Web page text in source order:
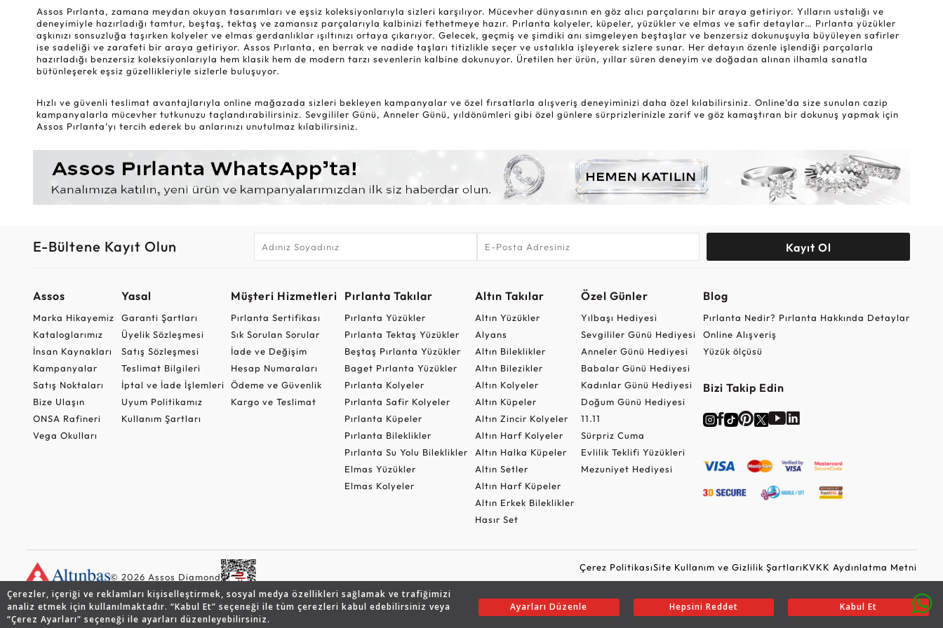
Çerezler, içeriği ve reklamları kişiselleştirmek, sosyal medya özellikleri sağlamak ve trafiğimizi
analiz etmek için kullanılmaktadır. “Kabul Et” seçeneği ile tüm çerezleri kabul edebilirsiniz veya
“Çerez Ayarları” seçeneği ile ayarları düzenleyebilirsiniz.
Ayarları Düzenle Hepsini Reddet Kabul Et
Assos Pırlanta, zamana meydan okuyan tasarımları ve eşsiz koleksiyonlarıyla sizleri karşılıyor. Mücevher dünyasının en göz alıcı parçalarını bir araya getiriyor. Yılların ustalığı ve
deneyimiyle hazırladığı tamtur, beştaş, tektaş ve zamansız parçalarıyla kalbinizi fethetmeye hazır. Pırlanta kolyeler, küpeler, yüzükler ve elmas ve safir detaylar… Pırlanta yüzükler
aşkınızı sonsuzluğa taşırken kolyeler ve elmas gerdanlıklar ışıltınızı ortaya çıkarıyor. Gelecek, geçmiş ve şimdiki anı simgeleyen beştaşlar ve benzersiz dokunuşuyla büyüleyen safirler
ise sadeliği ve zarafeti bir araya getiriyor. Assos Pırlanta, en berrak ve nadide taşları titizlikle seçer ve ustalıkla işleyerek sizlere sunar. Her detayın özenle işlendiği parçalarla
hazırladığı benzersiz koleksiyonlarıyla hem klasik hem de modern tarzı sevenlerin kalbine dokunuyor. Üretilen her ürün, yıllar süren deneyim ve doğadan alınan ilhamla sanatla
bütünleşerek eşsiz güzellikleriyle sizlerle buluşuyor.
Hızlı ve güvenli teslimat avantajlarıyla online mağazada sizleri bekleyen kampanyalar ve özel fırsatlarla alışveriş deneyiminizi daha özel kılabilirsiniz. Online’da size sunulan cazip
kampanyalarla mücevher tutkunuzu taçlandırabilirsiniz. Sevgililer Günü, Anneler Günü, yıldönümleri gibi özel günlere sürprizlerinizle zarif ve göz kamaştıran bir dokunuş yapmak için
Assos Pırlanta’yı tercih ederek bu anlarınızı unutulmaz kılabilirsiniz.
E-Bültene Kayıt Olun Kayıt Ol
Assos
Marka Hikayemiz
Kataloglarımız
İnsan Kaynakları
Kampanyalar
Satış Noktaları
Bize Ulaşın
ONSA Rafineri
Vega Okulları
Yasal
Garanti Şartları
Üyelik Sözleşmesi
Satış Sözleşmesi
Teslimat Bilgileri
İptal ve İade İşlemleri
Uyum Politikamız
Kullanım Şartları
Müşteri Hizmetleri
Pırlanta Sertifikası
Sık Sorulan Sorular
İade ve Değişim
Hesap Numaraları
Ödeme ve Güvenlik
Kargo ve Teslimat
Pırlanta Takılar
Pırlanta Yüzükler
Pırlanta Tektaş Yüzükler
Beştaş Pırlanta Yüzükler
Baget Pırlanta Yüzükler
Pırlanta Kolyeler
Pırlanta Safir Kolyeler
Pırlanta Küpeler
Pırlanta Bileklikler
Pırlanta Su Yolu Bileklikler
Elmas Yüzükler
Elmas Kolyeler
Altın Takılar
Altın Yüzükler
Alyans
Altın Bileklikler
Altın Bilezikler
Altın Kolyeler
Altın Küpeler
Altın Zincir Kolyeler
Altın Harf Kolyeler
Altın Halka Küpeler
Altın Setler
Altın Harf Küpeler
Altın Erkek Bileklikler
Hasır Set
Özel Günler
Yılbaşı Hediyesi
Sevgililer Günü Hediyesi
Anneler Günü Hediyesi
Babalar Günü Hediyesi
Kadınlar Günü Hediyesi
Doğum Günü Hediyesi
11.11
Sürpriz Cuma
Evlilik Teklifi Yüzükleri
Mezuniyet Hediyesi
Blog
Pırlanta Nedir? Pırlanta Hakkında Detaylar
Online Alışveriş
Yüzük ölçüsü
Bizi Takip Edin
© 2026 Assos Diamond
Çerez PolitikasıSite Kullanım ve Gizlilik ŞartlarıKVKK Aydınlatma Metni